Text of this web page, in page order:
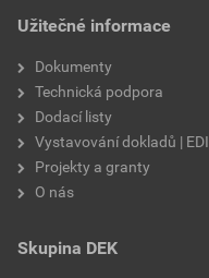
Užitečné informace
Dokumenty
Technická podpora
Dodací listy
Vystavování dokladů | EDI
Projekty a granty
O nás
Skupina DEK